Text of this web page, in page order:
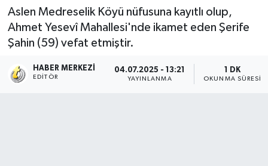
Aslen Medreselik Köyü nüfusuna kayıtlı olup,
Ahmet Yesevî Mahallesi'nde ikamet eden Şerife
Şahin (59) vefat etmiştir.
HABER MERKEZI
EDITÖR
04.07.2025 - 13:21
YAYINLANMA
1 DK
OKUNMA SÜRESI